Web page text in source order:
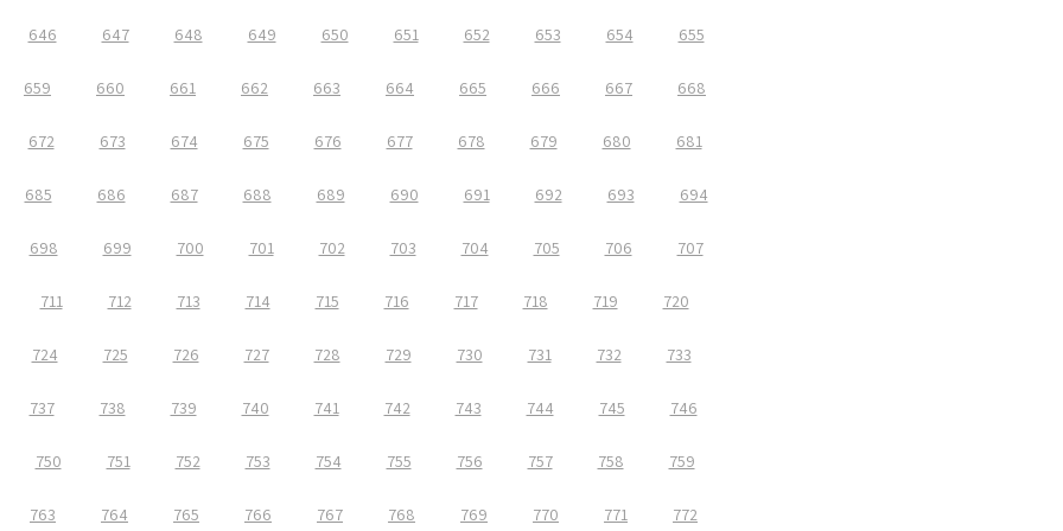
646 647 648 649 650 651 652 653 654 655
659 660 661 662 663 664 665 666 667 668
672 673 674 675 676 677 678 679 680 681
685 686 687 688 689 690 691 692 693 694
698 699 700 701 702 703 704 705 706 707
711 712 713 714 715 716 717 718 719 720
724 725 726 727 728 729 730 731 732 733
737 738 739 740 741 742 743 744 745 746
750 751 752 753 754 755 756 757 758 759
763 764 765 766 767 768 769 770 771 772